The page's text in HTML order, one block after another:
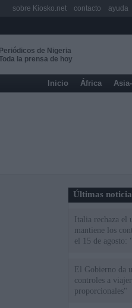
Periódicos de Nigeria
la prensa de hoy
Inicio África
Últimas
Italia rechaza
mantiene los
el 15 de agosto:
El Gobierno da
controles a
proporcionales"
sobre Kiosko.net contacto ayuda